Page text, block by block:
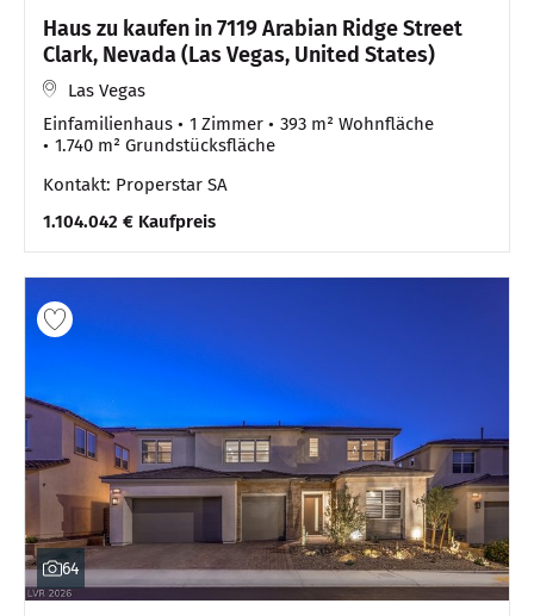
Haus zu kaufen in 7119 Arabian Ridge Street
Clark, Nevada (Las Vegas, United States)
Las Vegas
Einfamilienhaus
1 Zimmer
393 m² Wohnfläche
1.740 m² Grundstücksfläche
Kontakt: Properstar SA
1.104.042 € Kaufpreis
64